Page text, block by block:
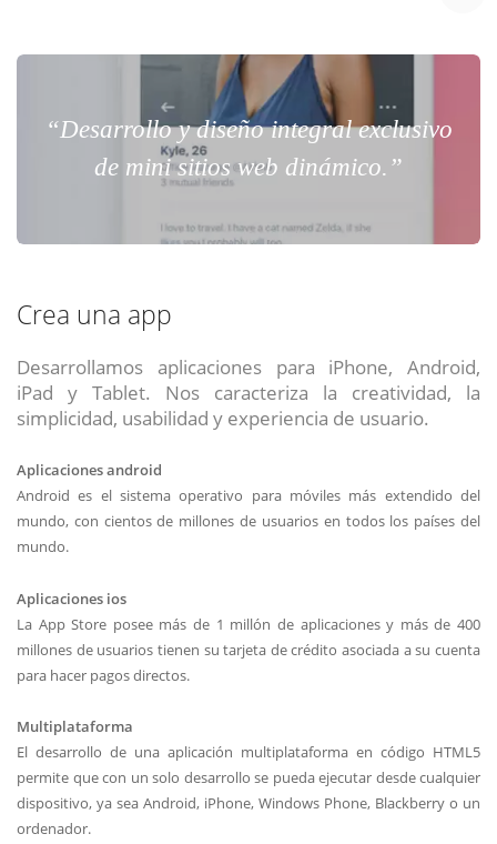
“Desarrollo y diseño integral exclusivo
de mini sitios web dinámico.”
Crea una app
Desarrollamos aplicaciones para iPhone, Android,
iPad y Tablet. Nos caracteriza la creatividad, la
simplicidad, usabilidad y experiencia de usuario.
Aplicaciones android
Android es el sistema operativo para móviles más extendido del
mundo, con cientos de millones de usuarios en todos los países del
mundo.
Aplicaciones ios
La App Store posee más de 1 millón de aplicaciones y más de 400
millones de usuarios tienen su tarjeta de crédito asociada a su cuenta
para hacer pagos directos.
Multiplataforma
El desarrollo de una aplicación multiplataforma en código HTML5
permite que con un solo desarrollo se pueda ejecutar desde cualquier
dispositivo, ya sea Android, iPhone, Windows Phone, Blackberry o un
ordenador.